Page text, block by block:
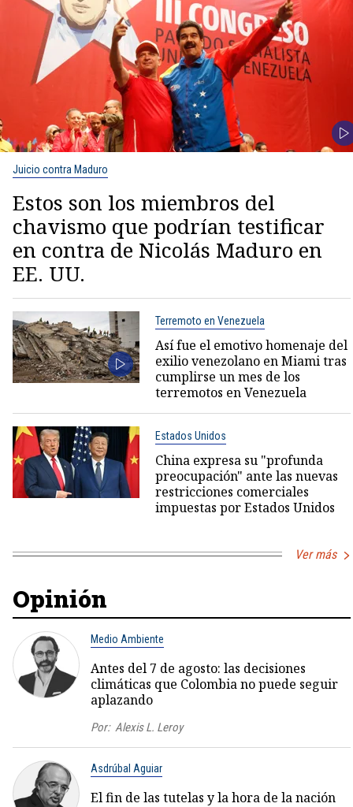
Juicio contra Maduro
Estos son los miembros del
chavismo que podrían testificar
en contra de Nicolás Maduro en
EE. UU.
Terremoto en Venezuela
Así fue el emotivo homenaje del
exilio venezolano en Miami tras
cumplirse un mes de los
terremotos en Venezuela
Estados Unidos
China expresa su "profunda
preocupación" ante las nuevas
restricciones comerciales
impuestas por Estados Unidos
Ver más
Opinión
Medio Ambiente
Antes del 7 de agosto: las decisiones
climáticas que Colombia no puede seguir
aplazando
Por: Alexis L. Leroy
Asdrúbal Aguiar
El fin de las tutelas y la hora de la nación